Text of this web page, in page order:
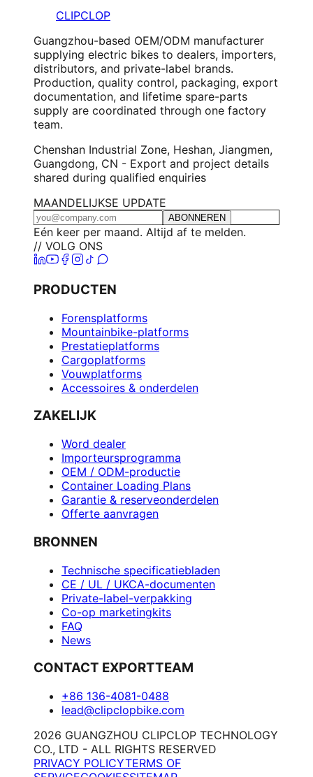
CLIPCLOP
Guangzhou-based OEM/ODM manufacturer
supplying electric bikes to dealers, importers,
distributors, and private-label brands.
Production, quality control, packaging, export
documentation, and lifetime spare-parts
supply are coordinated through one factory
team.
Chenshan Industrial Zone, Heshan, Jiangmen,
Guangdong, CN - Export and project details
shared during qualified enquiries
MAANDELIJKSE UPDATE
ABONNEREN
Eén keer per maand. Altijd af te melden.
// VOLG ONS
PRODUCTEN
Forensplatforms
Mountainbike-platforms
Prestatieplatforms
Cargoplatforms
Vouwplatforms
Accessoires & onderdelen
ZAKELIJK
Word dealer
Importeursprogramma
OEM / ODM-productie
Container Loading Plans
Garantie & reserveonderdelen
Offerte aanvragen
BRONNEN
Technische specificatiebladen
CE / UL / UKCA-documenten
Private-label-verpakking
Co-op marketingkits
FAQ
News
CONTACT EXPORTTEAM
+86 136-4081-0488
lead@clipclopbike.com
2026 GUANGZHOU CLIPCLOP TECHNOLOGY
CO., LTD - ALL RIGHTS RESERVED
PRIVACY POLICYTERMS OF